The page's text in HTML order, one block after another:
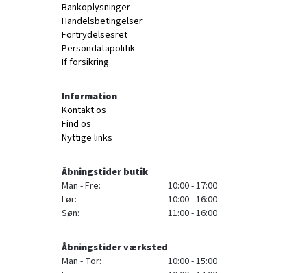
Bankoplysninger
Handelsbetingelser
Fortrydelsesret
Persondatapolitik
If forsikring
Information
Kontakt os
Find os
Nyttige links
Åbningstider butik
Man - Fre:
10:00 - 17:00
Lør:
10:00 - 16:00
Søn:
11:00 - 16:00
Åbningstider værksted
Man - Tor:
10:00 - 15:00